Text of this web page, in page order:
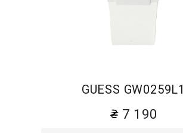
GUESS GW0259L1
7 190